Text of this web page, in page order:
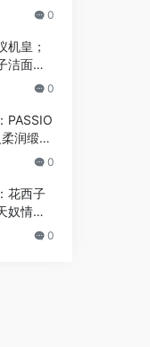
红瓶水霜
0
机皇；
洁面面
0
PASSIO
润缎光
唇
… | 新
0
花西子
奴情绪
妆固体 0